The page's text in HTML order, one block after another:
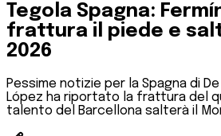
Tegola Spagna:
frattura il piede e
2026
Pessime notizie per la Spagna di
López ha riportato la frattura del
talento del Barcellona salterà il